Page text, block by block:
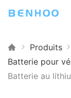
Produits
Batterie pour
Batterie au